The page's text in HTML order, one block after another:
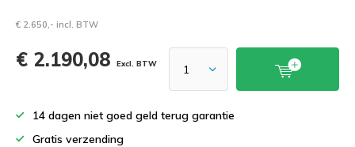
€ 2.650,- incl. BTW
€ 2.190,08 Excl. BTW
14 dagen niet goed geld terug garantie
Gratis verzending